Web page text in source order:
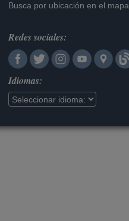
Busca por ubicación en el mapa
Redes sociales:
Idiomas: